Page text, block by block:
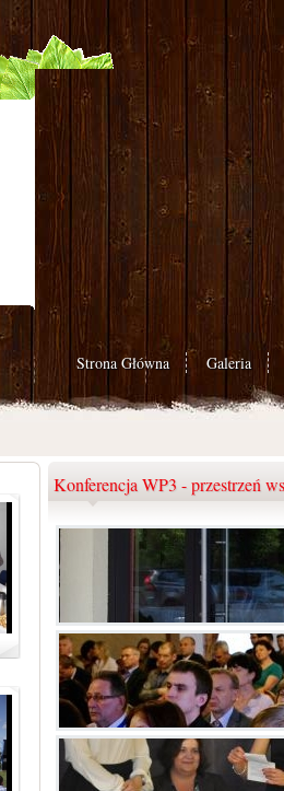
Strona Główna Galeria
Konferencja WP3 - przestrzeń